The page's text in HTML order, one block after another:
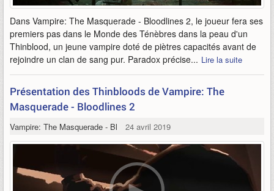
Dans Vampire: The Masquerade - Bloodlines 2, le joueur fera ses
premiers pas dans le Monde des Ténèbres dans la peau d'un
Thinblood, un jeune vampire doté de piètres capacités avant de
rejoindre un clan de sang pur. Paradox précise... Lire la suite
Présentation des Thinbloods de Vampire: The
Masquerade - Bloodlines 2
Vampire: The Masquerade - Bloodlines 2
24 avril 2019